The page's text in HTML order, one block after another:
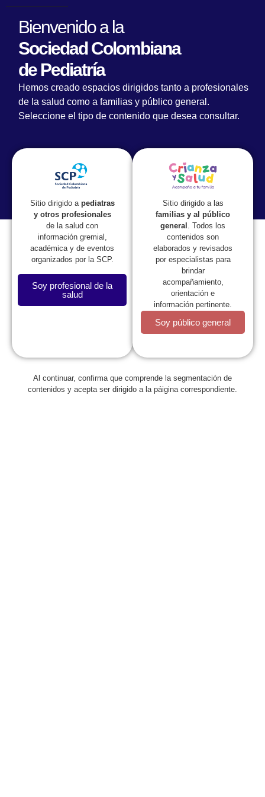
Editorial
La Sociedad Informa
La Dra. Ana Cristina Mariño, Expresidente y Coordinadora del
Comité de Vacunas de la Sociedad Colombiana de Pediatría (SCP),
[…]
VER MÁS
Comunicado
Bienvenido a la
Sociedad Colombiana
de Pediatría
Hemos creado espacios dirigidos tanto a profesionales
de la salud como a familias y público general.
Seleccione el tipo de contenido que desea consultar.
Sitio dirigido a pediatras
y otros profesionales
de la salud con
información gremial,
académica y de eventos
organizados por la SCP.
Soy profesional de la
salud
Sitio dirigido a las
familias y al público
general . Todos los
contenidos son
elaborados y revisados
por especialistas para
brindar
acompañamiento,
orientación e
información pertinente.
Soy público general
Al continuar, confirma que comprende la segmentación de
contenidos y acepta ser dirigido a la páigina correspondiente.